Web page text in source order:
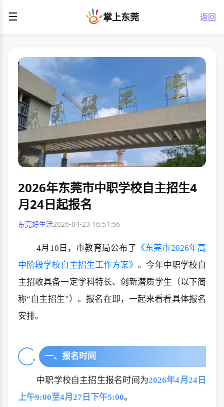
☰ 掌上东莞 返回
2026年东莞市中职学校自主招生4
月24日起报名
东莞好生活2026-04-23 16:51:56
4月10日，市教育局公布了 《东莞市2026年高
中阶段学校自主招生工作方案》。今年中职学校自
主招收具备一定学科特长、创新潜质学生（以下简
称“自主招生”）。报名在即，一起来看看具体报名
安排。
一、报名时间
中职学校自主招生报名时间为2026年4月24日
上午9:00至4月27日下午5:00。